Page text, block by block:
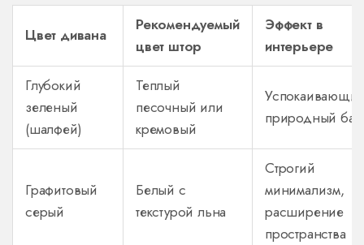
Цвет дивана
Рекомендуемый
цвет штор
Эффект в
интерьере
Глубокий
зеленый
(шалфей)
Теплый
песочный или
кремовый
природный
Графитовый
серый
Белый с
текстурой льна
Строгий
минимализм,
расширение
пространства